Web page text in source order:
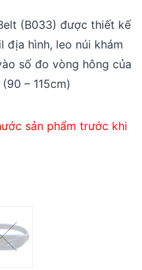
(B033) được thiết kế
địa hình, leo núi khám
số đo vòng hông của
– 115cm)
sản phẩm trước khi